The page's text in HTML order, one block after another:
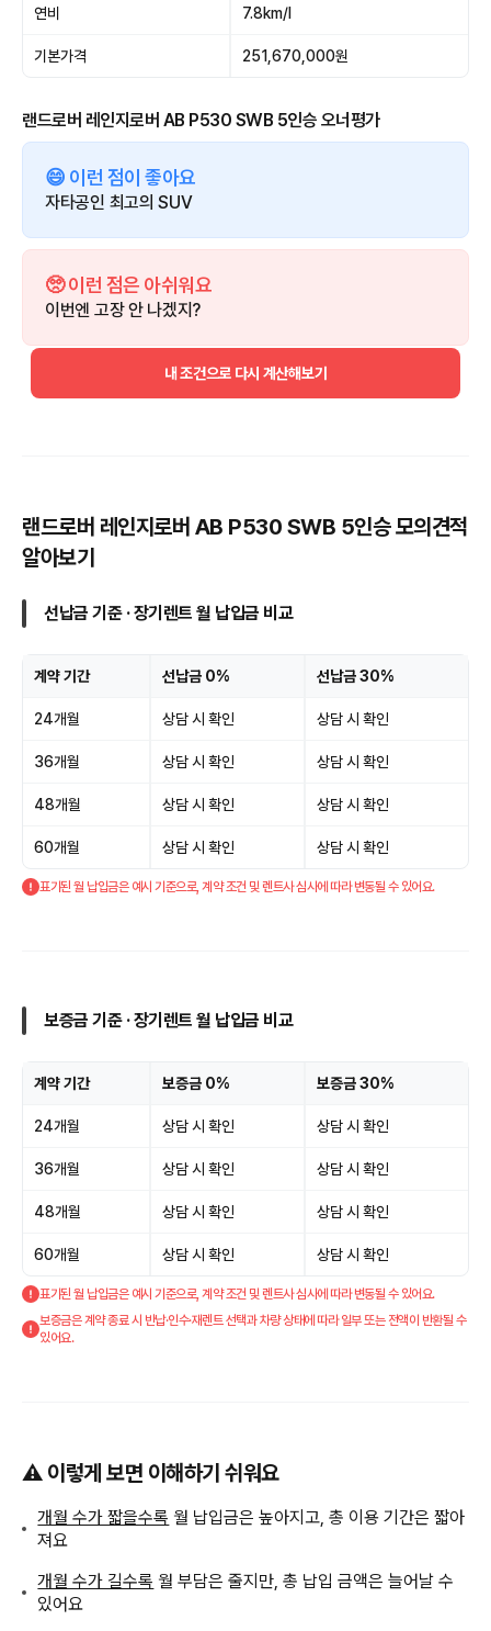
연비 7.8km/l
기본가격 251,670,000원
랜드로버 레인지로버 AB P530 SWB 5인승 오너평가
😄 이런 점이 좋아요
자타공인 최고의 SUV
🥺 이런 점은 아쉬워요
이번엔 고장 안 나겠지?
내 조건으로 다시 계산해보기
랜드로버 레인지로버 AB P530 SWB 5인승 모의견적
알아보기
선납금 기준 · 장기렌트 월 납입금 비교
계약 기간 선납금 0% 선납금 30%
24개월 상담 시 확인 상담 시 확인
36개월 상담 시 확인 상담 시 확인
48개월 상담 시 확인 상담 시 확인
60개월 상담 시 확인 상담 시 확인
표기된 월 납입금은 예시 기준으로, 계약 조건 및 렌트사 심사에 따라 변동될 수 있어요.
보증금 기준 · 장기렌트 월 납입금 비교
계약 기간 보증금 0% 보증금 30%
24개월 상담 시 확인 상담 시 확인
36개월 상담 시 확인 상담 시 확인
48개월 상담 시 확인 상담 시 확인
60개월 상담 시 확인 상담 시 확인
표기된 월 납입금은 예시 기준으로, 계약 조건 및 렌트사 심사에 따라 변동될 수 있어요.
보증금은 계약 종료 시 반납·인수·재렌트 선택과 차량 상태에 따라 일부 또는 전액이 반환될 수
있어요.
⚠️ 이렇게 보면 이해하기 쉬워요
개월 수가 짧을수록 월 납입금은 높아지고, 총 이용 기간은 짧아
져요
개월 수가 길수록 월 부담은 줄지만, 총 납입 금액은 늘어날 수
있어요